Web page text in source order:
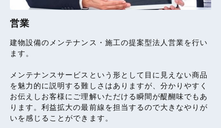
営業
建物設備のメンテナンス・施工の提案型法人営業を行い
ます。
メンテナンスサービスという形として目に見えない商品
を魅力的に説明する難しさはありますが、分かりやすく
お伝えしお客様にご理解いただける瞬間が醍醐味でもあ
ります。利益拡大の最前線を担当するので大きなやりが
いを感じることができます。